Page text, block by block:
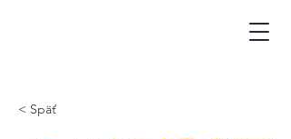
< Späť